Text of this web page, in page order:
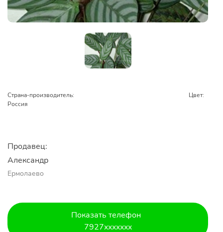
Страна-производитель:
Россия
Цвет:
Продавец:
Александр
Ермолаево
Показать телефон
7927xxxxxxx